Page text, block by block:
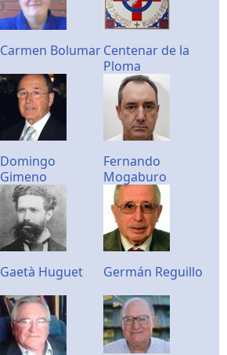
Carmen BolumarCentenar de la
Ploma
Domingo
Gimeno
Fernando
Mogaburo
Gaetà Huguet Germán Reguillo